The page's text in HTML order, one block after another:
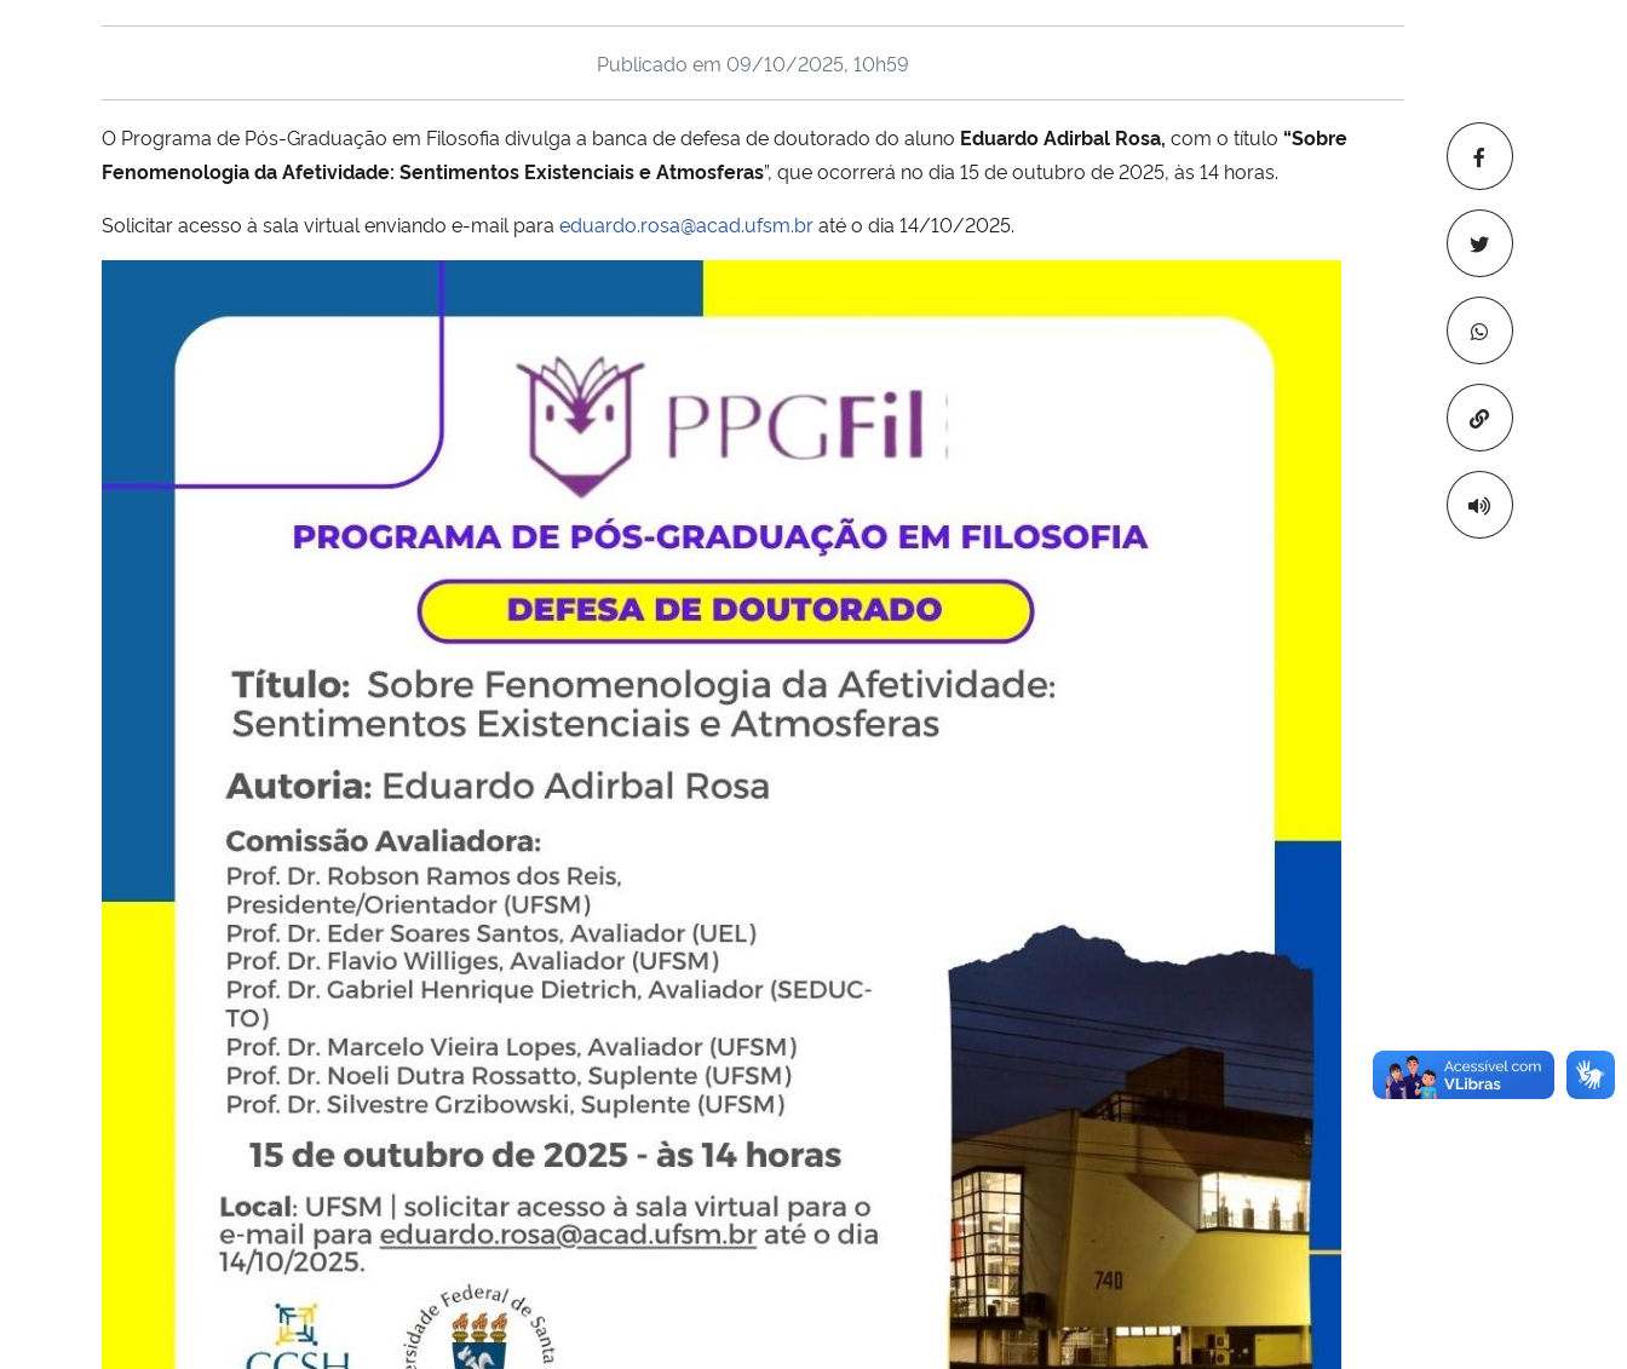
Copiar para
Publicado em 09/10/2025, 10h59
O Programa de Pós-Graduação em Filosofia divulga a banca de defesa de doutorado do aluno Eduardo Adirbal Rosa, com o título “Sobre
Fenomenologia da Afetividade: Sentimentos Existenciais e Atmosferas”, que ocorrerá no dia 15 de outubro de 2025, às 14 horas.
Solicitar acesso à sala virtual enviando e-mail para eduardo.rosa@acad.ufsm.braté o dia 14/10/2025.